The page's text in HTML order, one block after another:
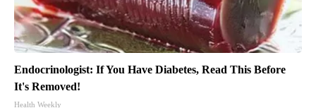
Endocrinologist: If You Have Diabetes, Read This Before
It's Removed!
Health Weekly